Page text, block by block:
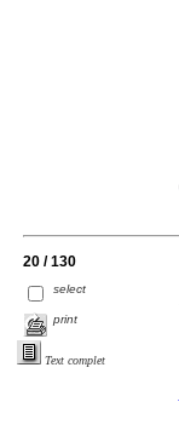
20 / 130
select
print
Text complet